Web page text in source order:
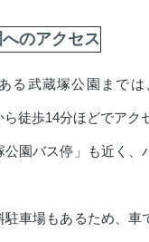
のアクセス
る武蔵塚公園まで
ら徒歩14分ほどでアク
公園バス停」も近く、
車場もあるため、車